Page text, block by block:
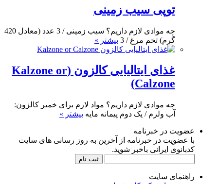
توپی سیب زمینی
چه موادی لازم داریم؟ سیب زمینی / 3 عدد (معادل 420
گرم) تخم مرغ / 3
بیشتر »
غذای ایتالیایی کالزون (Kalzone or
Calzone)
چه موادی لازم داریم؟ مواد لازم برای خمیر کالزون:
آب ولرم / یک دوم پیمانه مایه بیشتر »
عضویت در خبرنامه
با عضویت در خبرنامه از آخرین به روز رسانی های سایت
کدبانوی ایرانی باخبر شوید.
راهنمای سایت